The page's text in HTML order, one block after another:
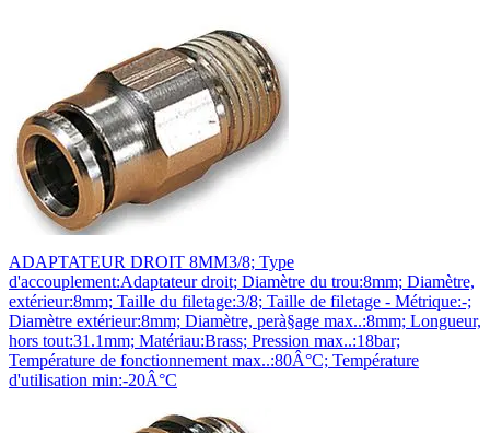
ADAPTATEUR DROIT 8MM3/8; Type
d'accouplement:Adaptateur droit; Diamètre du trou:8mm; Diamètre,
extérieur:8mm; Taille du filetage:3/8; Taille de filetage - Métrique:-;
Diamètre extérieur:8mm; Diamètre, perà§age max..:8mm; Longueur,
hors tout:31.1mm; Matériau:Brass; Pression max..:18bar;
Température de fonctionnement max..:80Â°C; Température
d'utilisation min:-20Â°C